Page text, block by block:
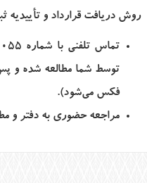
روش دریافت قرارداد و تأییدیه
تماس تلفنی با شماره
توسط شما مطالعه شده و پس
فکس می‌شود).
مراجعه حضوری به دفتر و